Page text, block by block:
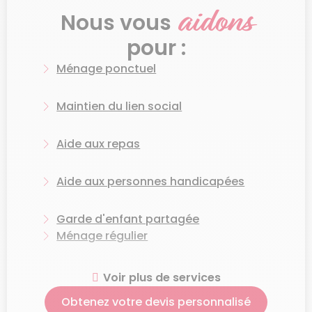
Femme de ménage à
Dijon : confiez-lui
l’entretien de votre
maison
toutes les pièces de la maison :
Ménage régulier ou ponctuel
Vaisselle
Repassage du linge
Nous vous aidons
pour :
Ménage ponctuel
Maintien du lien social
Aide aux repas
Aide aux personnes handicapées
Garde d'enfant partagée
Ménage régulier
Aide aux courses
Voir plus de services
Obtenez votre devis personnalisé